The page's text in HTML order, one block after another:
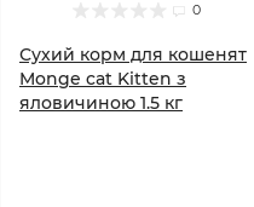
0
Сухий корм для кошенят
Monge cat Kitten з
яловичиною 1.5 кг